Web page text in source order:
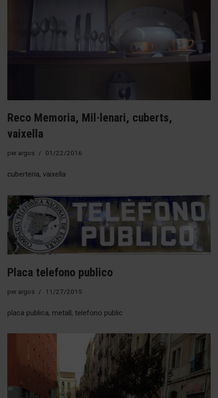
Reco Memoria, Mil·lenari, cuberts,
vaixella
per argos 01/22/2016
cuberteria, vaixella
Placa telefono publico
per argos 11/27/2015
placa publica, metall, telefono public